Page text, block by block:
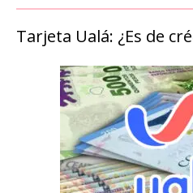
Tarjeta Ualá: ¿Es de